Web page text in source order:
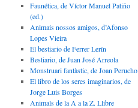
Faunética, de Víctor Manuel Patiño
(ed.)
Animais nossos amigos, d’Afonso
Lopes Vieira
El bestiario de Ferrer Lerín
Bestiario, de Juan José Arreola
Monstruari fantàstic, de Joan Perucho
El libro de los seres imaginarios, de
Jorge Luis Borges
Animals de la A a la Z. Llibre